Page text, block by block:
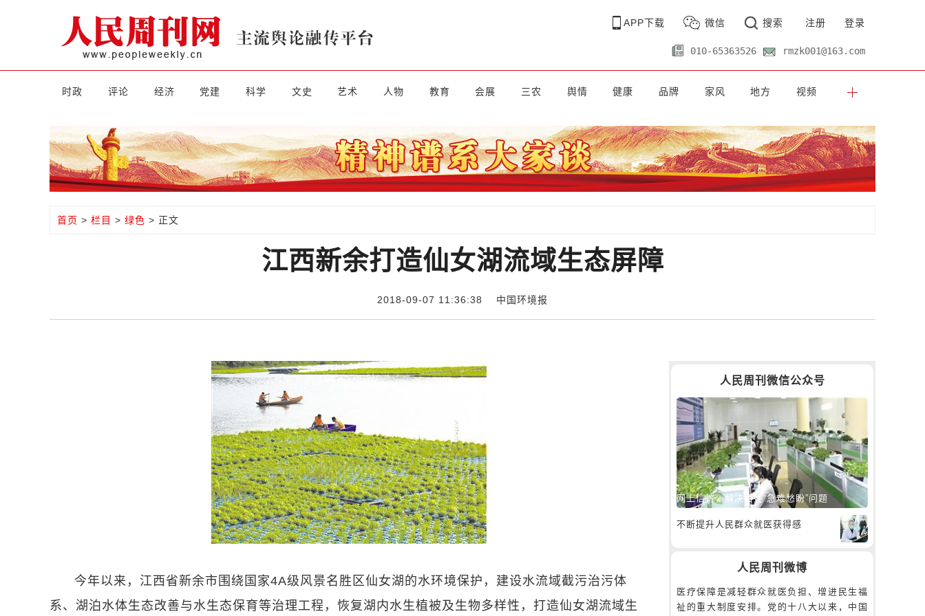
APP下载 微信 搜索 注册 登录
010-65363526 rmzk001@163.com
时政 评论 经济 党建 科学 文史 艺术 人物 教育 会展 三农 舆情 健康 品牌 家风 地方 视频
首页 > 栏目 > 绿色 > 正文
江西新余打造仙女湖流域生态屏障
2018-09-07 11:36:38 中国环境报
今年以来，江西省新余市围绕国家4A级风景名胜区仙女湖的水环境保护，建设水流域截污治污体
系、湖泊水体生态改善与水生态保育等治理工程，恢复湖内水生植被及生物多样性，打造仙女湖流域生
人民周刊微信公众号
网上信访，解决百姓“急难愁盼”问题
不断提升人民群众就医获得感
人民周刊微博
医疗保障是减轻群众就医负担、增进民生福
祉的重大制度安排。党的十八大以来，中国